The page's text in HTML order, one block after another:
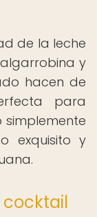
de la leche
y
hacen de
para
simplemente
exquisito y